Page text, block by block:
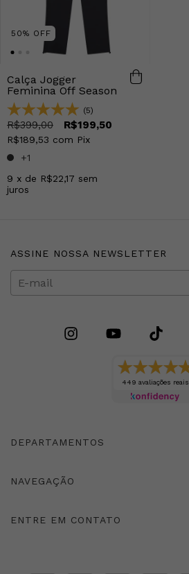
50% OFF
Calça Jogger
Feminina Off Season
(5)
R$399,00 R$199,50
R$189,53 com Pix
+1
9 x de R$22,17 sem
juros
ASSINE NOSSA NEWSLETTER
449 avaliações reais
DEPARTAMENTOS
NAVEGAÇÃO
ENTRE EM CONTATO